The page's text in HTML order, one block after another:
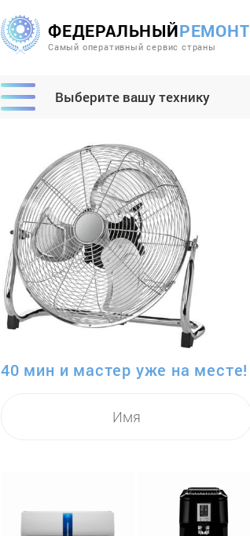
ФЕДЕРАЛЬНЫЙРЕМОНТ
Самый оперативный сервис страны
Выберите вашу технику
40 мин и мастер уже на месте!